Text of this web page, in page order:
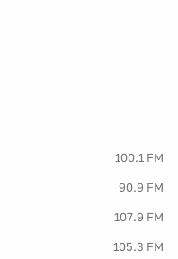
100.1 FM
90.9 FM
107.9 FM
105.3 FM